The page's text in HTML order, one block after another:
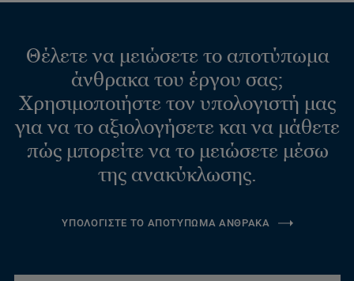
Θέλετε να μειώσετε το αποτύπωμα
άνθρακα του έργου σας;
Χρησιμοποιήστε τον υπολογιστή μας
για να το αξιολογήσετε και να μάθετε
πώς μπορείτε να το μειώσετε μέσω
της ανακύκλωσης.
ΥΠΟΛΟΓΙΣΤΕ ΤΟ ΑΠΟΤΥΠΩΜΑ ΑΝΘΡΑΚΑ